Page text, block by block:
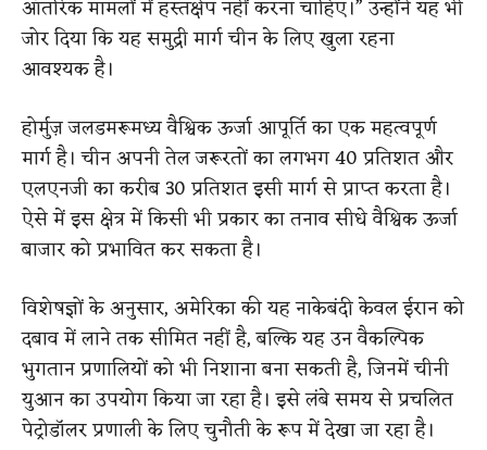
आंतरिक मामलों में हस्तक्षेप नहीं करना चाहिए।” उन्होंने यह भी
जोर दिया कि यह समुद्री मार्ग चीन के लिए खुला रहना
आवश्यक है।
होर्मुज़ जलडमरूमध्य वैश्विक ऊर्जा आपूर्ति का एक महत्वपूर्ण
मार्ग है। चीन अपनी तेल जरूरतों का लगभग 40 प्रतिशत और
एलएनजी का करीब 30 प्रतिशत इसी मार्ग से प्राप्त करता है।
ऐसे में इस क्षेत्र में किसी भी प्रकार का तनाव सीधे वैश्विक ऊर्जा
बाजार को प्रभावित कर सकता है।
विशेषज्ञों के अनुसार, अमेरिका की यह नाकेबंदी केवल ईरान को
दबाव में लाने तक सीमित नहीं है, बल्कि यह उन वैकल्पिक
भुगतान प्रणालियों को भी निशाना बना सकती है, जिनमें चीनी
युआन का उपयोग किया जा रहा है। इसे लंबे समय से प्रचलित
पेट्रोडॉलर प्रणाली के लिए चुनौती के रूप में देखा जा रहा है।